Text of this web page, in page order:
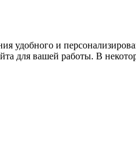
удобного и
для вашей работы. В